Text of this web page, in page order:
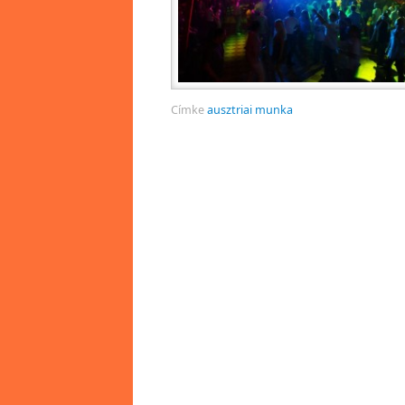
Címkeausztriai munka